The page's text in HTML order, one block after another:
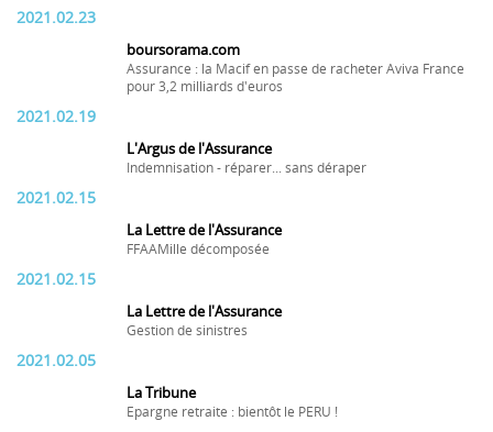
2021.02.23
boursorama.com
Assurance : la Macif en passe de racheter Aviva France
pour 3,2 milliards d'euros
2021.02.19
L'Argus de l'Assurance
Indemnisation - réparer... sans déraper
2021.02.15
La Lettre de l'Assurance
FFAAMille décomposée
2021.02.15
La Lettre de l'Assurance
Gestion de sinistres
2021.02.05
La Tribune
Epargne retraite : bientôt le PERU !